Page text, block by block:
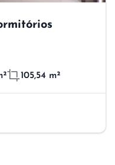
105,54 m²